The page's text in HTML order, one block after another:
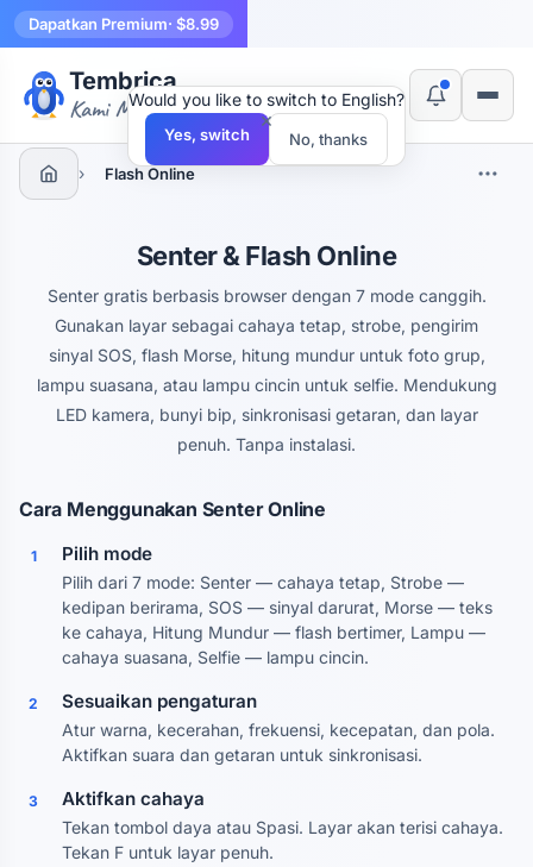
Dapatkan Premium· $8.99
Tembrica
Kami Membuat Alat
› Flash Online
Senter & Flash Online
Senter gratis berbasis browser dengan 7 mode canggih.
Gunakan layar sebagai cahaya tetap, strobe, pengirim
sinyal SOS, flash Morse, hitung mundur untuk foto grup,
lampu suasana, atau lampu cincin untuk selfie. Mendukung
LED kamera, bunyi bip, sinkronisasi getaran, dan layar
penuh. Tanpa instalasi.
Cara Menggunakan Senter Online
1 Pilih mode
Pilih dari 7 mode: Senter — cahaya tetap, Strobe —
kedipan berirama, SOS — sinyal darurat, Morse — teks
ke cahaya, Hitung Mundur — flash bertimer, Lampu —
cahaya suasana, Selfie — lampu cincin.
2 Sesuaikan pengaturan
Atur warna, kecerahan, frekuensi, kecepatan, dan pola.
Aktifkan suara dan getaran untuk sinkronisasi.
3 Aktifkan cahaya
Tekan tombol daya atau Spasi. Layar akan terisi cahaya.
Tekan F untuk layar penuh.
×
Would you like to switch to English?
Yes, switch No, thanks